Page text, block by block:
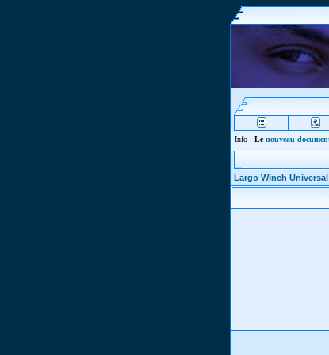
Info : Lenouveau
Largo Winch